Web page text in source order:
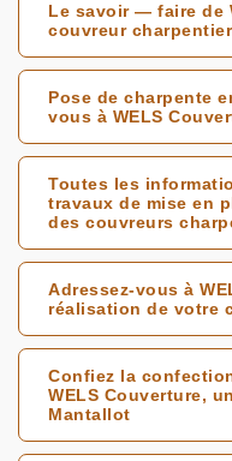
Le savoir — faire de
couvreur
Pose de charpente
vous à WELS
Toutes les
travaux de mise en
des couvreurs
Adressez-vous à
réalisation de votre
Confiez la
WELS Couverture,
Mantallot